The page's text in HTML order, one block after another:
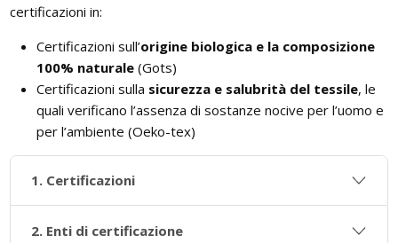
certificazioni in:
Certificazioni sull’origine biologica e la composizione
100% naturale (Gots)
Certificazioni sulla sicurezza e salubrità del tessile, le
quali verificano l’assenza di sostanze nocive per l’uomo e
per l’ambiente (Oeko-tex)
1. Certificazioni
2. Enti di certificazione